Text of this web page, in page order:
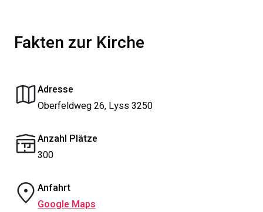
Fakten zur Kirche
Adresse
Oberfeldweg 26, Lyss 3250
Anzahl Plätze
300
Anfahrt
Google Maps